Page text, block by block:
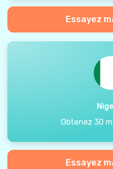
Essayez
Obtenez 30
Essayez